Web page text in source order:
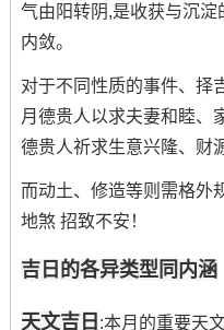
气由阳转阴,是收获与沉
内敛。
对于不同性质的事件、择
月德贵人以求夫妻和睦、
德贵人祈求生意兴隆、财
而动土、修造等则需格外
地煞 招致不安！
吉日的各异类型同内涵
天文吉日 :本月的重要天